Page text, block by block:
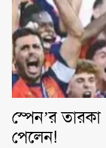
স্পেন’র তারকা
পেলেন!